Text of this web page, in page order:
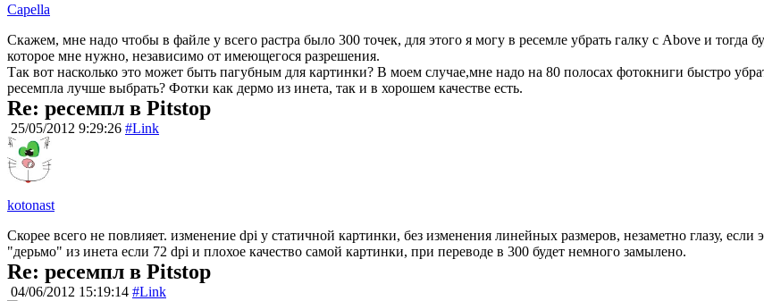
Capella
Скажем, мне надо чтобы в файле у всего растра было 300 точек, для этого я могу в ресемле убрать галку с Above и тогда
которое мне нужно, независимо от имеющегося разрешения.
Так вот насколько это может быть пагубным для картинки? В моем случае,мне надо на 80 полосах фотокниги быстро
ресемпла лучше выбрать? Фотки как дермо из инета, так и в хорошем качестве есть.
Re: ресемпл в Pitstop
25/05/2012 9:29:26 #Link
kotonast
Скорее всего не повлияет. изменение dpi у статичной картинки, без изменения линейных размеров, незаметно глазу, если
"дерьмо" из инета если 72 dpi и плохое качество самой картинки, при переводе в 300 будет немного замылено.
Re: ресемпл в Pitstop
04/06/2012 15:19:14 #Link